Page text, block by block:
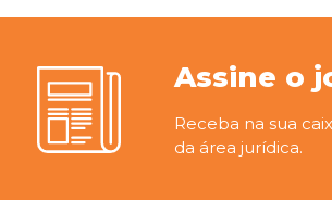
Assine o
Receba na sua
da área jurídica.